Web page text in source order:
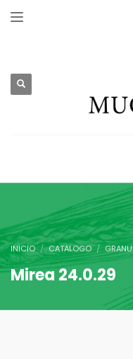
INICIO CATALOGO
Mirea 24.0.29